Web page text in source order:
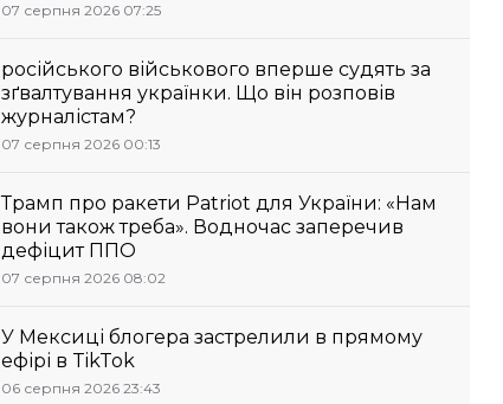
07 серпня 2026 07:25
російського військового вперше судять за
зґвалтування українки. Що він розповів
журналістам?
07 серпня 2026 00:13
Трамп про ракети Patriot для України: «Нам
вони також треба». Водночас заперечив
дефіцит ППО
07 серпня 2026 08:02
У Мексиці блогера застрелили в прямому
ефірі в TikTok
06 серпня 2026 23:43